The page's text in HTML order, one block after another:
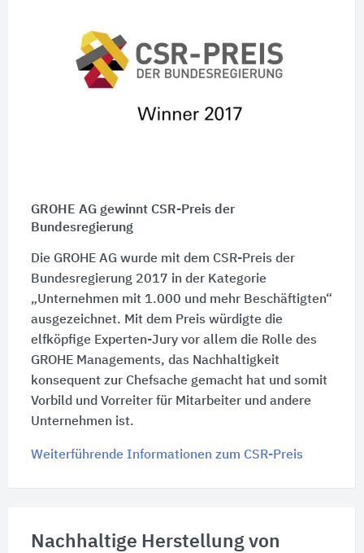
GROHE AG gewinnt CSR-Preis der
Bundesregierung
Die GROHE AG wurde mit dem CSR-Preis der
Bundesregierung 2017 in der Kategorie
„Unternehmen mit 1.000 und mehr Beschäftigten“
ausgezeichnet. Mit dem Preis würdigte die
elfköpfige Experten-Jury vor allem die Rolle des
GROHE Managements, das Nachhaltigkeit
konsequent zur Chefsache gemacht hat und somit
Vorbild und Vorreiter für Mitarbeiter und andere
Unternehmen ist.
Weiterführende Informationen zum CSR-Preis
Nachhaltige Herstellung von